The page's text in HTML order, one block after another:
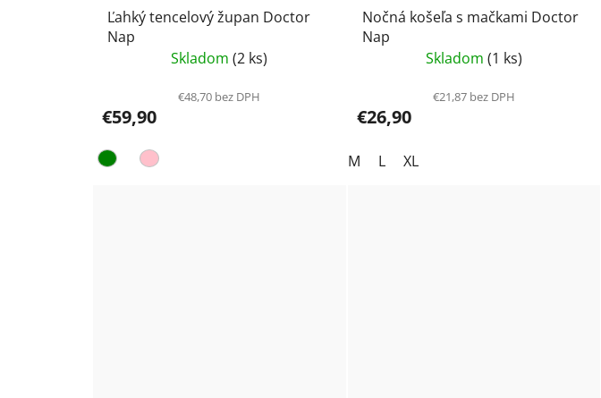
Ľahký tencelový župan Doctor
Nap
Skladom(2 ks)
€48,70 bez DPH
€59,90
Nočná košeľa s mačkami Doctor
Nap
Skladom (1 ks)
€21,87 bez DPH
€26,90
M L XL